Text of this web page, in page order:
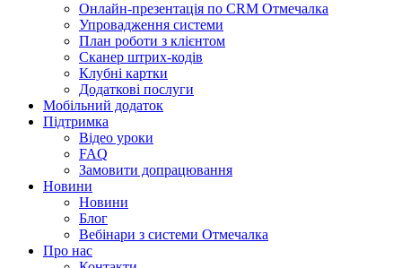
Онлайн-презентація по CRM Отмечалка
Упровадження системи
План роботи з клієнтом
Сканер штрих-кодів
Клубні картки
Додаткові послуги
Мобільний додаток
Підтримка
Відео уроки
FAQ
Замовити допрацювання
Новини
Новини
Блог
Вебінари з системи Отмечалка
Про нас